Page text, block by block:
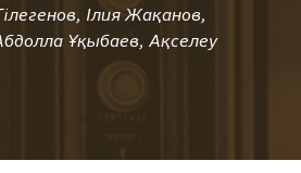
Ілия Жақанов,
Ұқыбаев, Ақселеу